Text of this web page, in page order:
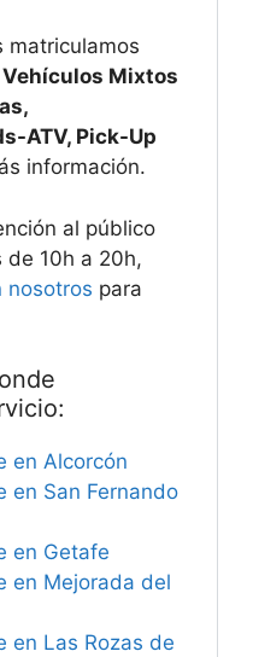
Vehículos Mixtos
ATV, Pick-Up
información.
al público
de 10h a 20h,
nosotros para
en Alcorcón
en San Fernando
en Getafe
en Mejorada del
en Las Rozas de